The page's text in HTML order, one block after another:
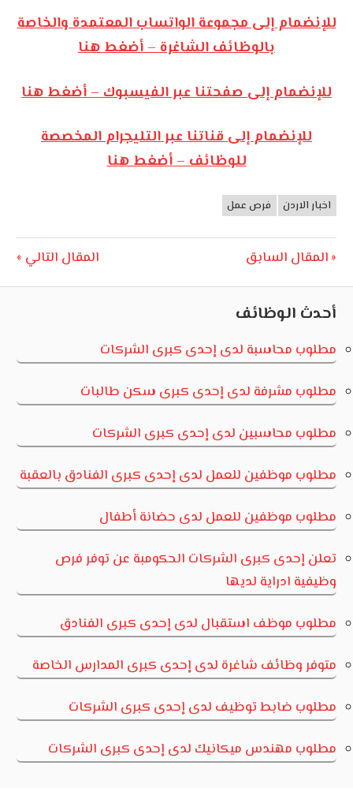
للإنضمام إلى مجموعة الواتساب المعتمدة والخاصة
بالوظائف الشاغرة – أضغط هنا
للإنضمام إلى صفحتنا عبر الفيسبوك – أضغط هنا
للإنضمام إلى قناتنا عبر التليجرام المخصصة
للوظائف – أضغط هنا
وظائف
اخبار الاردن فرص عمل
تصفّح
المقالات
Previous
المقال السابق
Next
المقال التالي
أحدث الوظائف
مطلوب محاسبة لدى إحدى كبرى الشركات
مطلوب مشرفة لدى إحدى كبرى سكن طالبات
مطلوب محاسبين لدى إحدى كبرى الشركات
مطلوب موظفين للعمل لدى إحدى كبرى الفنادق بالعقبة
مطلوب موظفين للعمل لدى حضانة أطفال
تعلن إحدى كبرى الشركات الحكومبة عن توفر فرص
وظيفية ادراية لديها
مطلوب موظف استقبال لدى إحدى كبرى الفنادق
متوفر وظائف شاغرة لدى إحدى كبرى المدارس الخاصة
مطلوب ضابط توظيف لدى إحدى كبرى الشركات
مطلوب مهندس ميكانيك لدى إحدى كبرى الشركات